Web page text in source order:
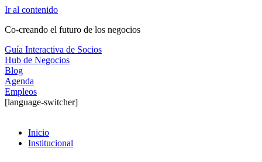
Ir al contenido
Co-creando el futuro de los negocios
Guía Interactiva de Socios
Hub de Negocios
Blog
Agenda
Empleos
[language-switcher]
Inicio
Institucional